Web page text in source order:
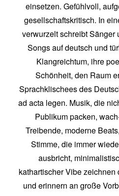
einsetzen. Gefühlvoll,
gesellschaftskritisch. In
verwurzelt schreibt Sänger
Songs auf deutsch und
Klangreichtum, ihre
Schönheit, den Raum
Sprachklischees des
ad acta legen. Musik, die
Publikum packen,
Treibende, moderne
Stimme, die immer
ausbricht,
kathartischer Vibe
und erinnern an große